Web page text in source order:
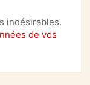
indésirables.
de vos